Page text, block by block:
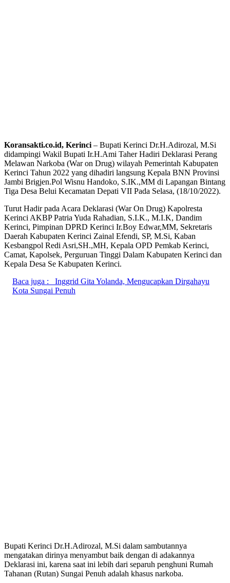
Koransakti.co.id, Kerinci – Bupati Kerinci Dr.H.Adirozal, M.Si
didampingi Wakil Bupati Ir.H.Ami Taher Hadiri Deklarasi Perang
Melawan Narkoba (War on Drug) wilayah Pemerintah Kabupaten
Kerinci Tahun 2022 yang dihadiri langsung Kepala BNN Provinsi
Jambi Brigjen.Pol Wisnu Handoko, S.IK.,MM di Lapangan Bintang
Tiga Desa Belui Kecamatan Depati VII Pada Selasa, (18/10/2022).
Turut Hadir pada Acara Deklarasi (War On Drug) Kapolresta
Kerinci AKBP Patria Yuda Rahadian, S.I.K., M.I.K, Dandim
Kerinci, Pimpinan DPRD Kerinci Ir.Boy Edwar,MM, Sekretaris
Daerah Kabupaten Kerinci Zainal Efendi, SP, M.Si, Kaban
Kesbangpol Redi Asri,SH.,MH, Kepala OPD Pemkab Kerinci,
Camat, Kapolsek, Perguruan Tinggi Dalam Kabupaten Kerinci dan
Kepala Desa Se Kabupaten Kerinci.
Baca juga :
Inggrid Gita Yolanda, Mengucapkan Dirgahayu
Kota Sungai Penuh
Bupati Kerinci Dr.H.Adirozal, M.Si dalam sambutannya
mengatakan dirinya menyambut baik dengan di adakannya
Deklarasi ini, karena saat ini lebih dari separuh penghuni Rumah
Tahanan (Rutan) Sungai Penuh adalah khasus narkoba.